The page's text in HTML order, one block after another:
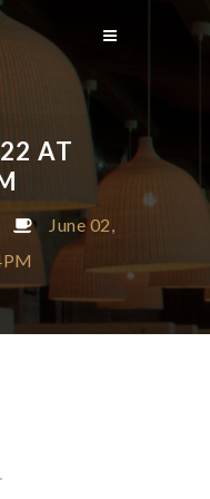
AT
June 02,